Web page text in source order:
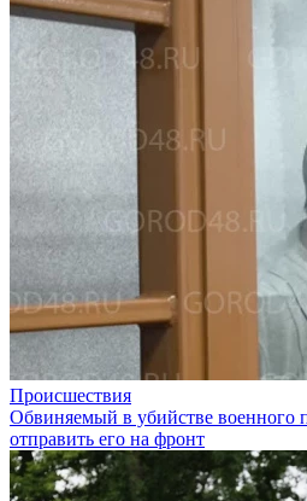
Происшествия
Обвиняемый в убийстве военного
отправить его на фронт